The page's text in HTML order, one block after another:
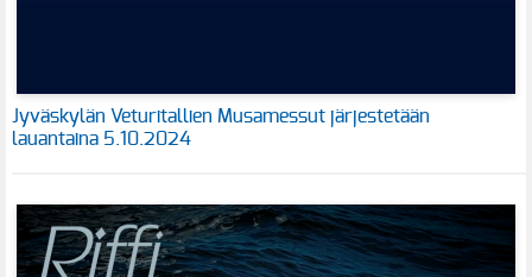
Jyväskylän Veturitallien Musamessut järjestetään
lauantaina 5.10.2024